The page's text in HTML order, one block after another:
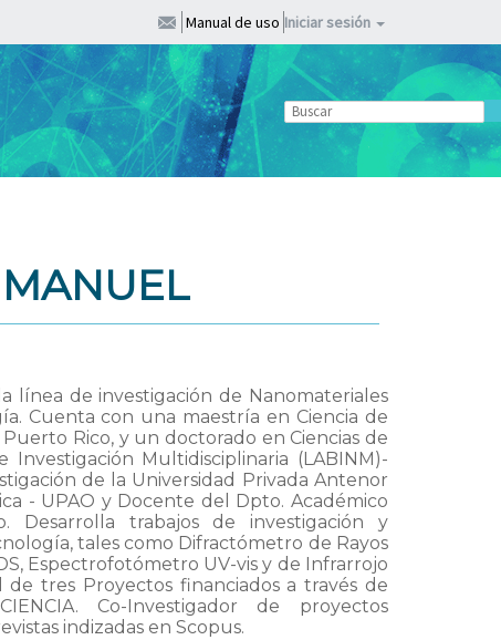
Manual de uso Iniciar sesión
línea de investigación de Nanomateriales
Cuenta con una maestría en Ciencia de
Rico, y un doctorado en Ciencias de
Multidisciplinaria (LABINM)-
de la Universidad Privada Antenor
- UPAO y Docente del Dpto. Académico
Desarrolla trabajos de investigación y
tales como Difractómetro de Rayos
Espectrofotómetro UV-vis y de Infrarrojo
tres Proyectos financiados a través de
Co-Investigador de proyectos
indizadas en Scopus.